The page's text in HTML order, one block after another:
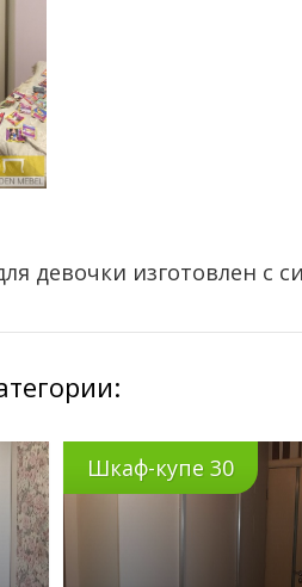
девочки изготовлен с
Шкаф-купе 30